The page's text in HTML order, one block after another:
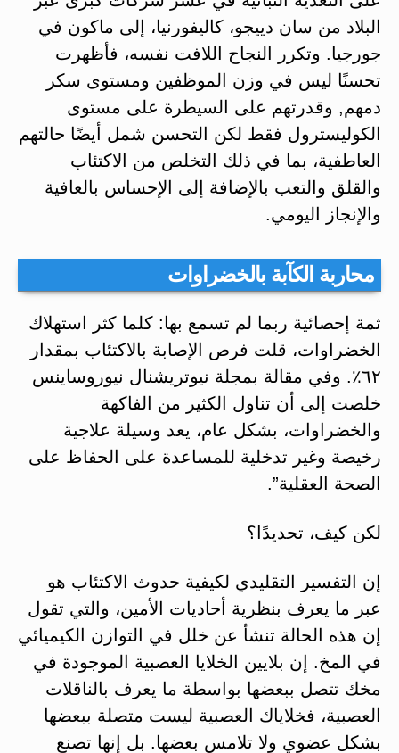
البلاد من سان دييجو، كاليفورنيا، إلى ماكون في
جورجيا. وتكرر النجاح اللافت نفسه، فأظهرت
تحسنًا ليس في وزن الموظفين ومستوى سكر
دمهم, وقدرتهم على السيطرة على مستوى
الكوليسترول فقط لكن التحسن شمل أيضًا حالتهم
العاطفية، بما في ذلك التخلص من الاكتئاب
والقلق والتعب بالإضافة إلى الإحساس بالعافية
والإنجاز اليومي.
محاربة الكآبة بالخضراوات
ثمة إحصائية ربما لم تسمع بها: كلما كثر استهلاك
الخضراوات، قلت فرص الإصابة بالاكتئاب بمقدار
٦٢٪. وفي مقالة بمجلة نيوتريشنال نيوروساينس
خلصت إلى أن تناول الكثير من الفاكهة
والخضراوات، بشكل عام، يعد وسيلة علاجية
رخيصة وغير تدخلية للمساعدة على الحفاظ على
الصحة العقلية”.
لكن كيف، تحديدًا؟
إن التفسير التقليدي لكيفية حدوث الاكتئاب هو
عبر ما يعرف بنظرية أحاديات الأمين، والتي تقول
إن هذه الحالة تنشأ عن خلل في التوازن الكيميائي
في المخ. إن بلايين الخلايا العصبية الموجودة في
مخك تتصل ببعضها بواسطة ما يعرف بالناقلات
العصبية، فخلاياك العصبية ليست متصلة ببعضها
بشكل عضوي ولا تلامس بعضها. بل إنها تصنع